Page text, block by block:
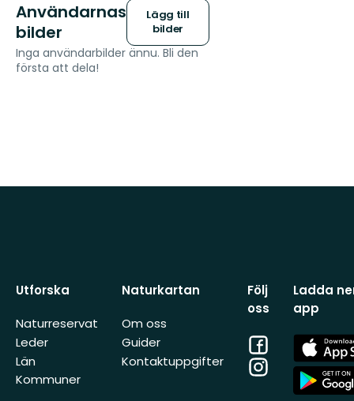
Användarnas
bilder
Lägg till
bilder
Inga användarbilder ännu. Bli den
första att dela!
Utforska
Naturreservat
Leder
Län
Kommuner
Naturkartan
Om oss
Guider
Kontaktuppgifter
Följ
oss
Facebook
Instagram
Ladda
app
App
Store
App
Store